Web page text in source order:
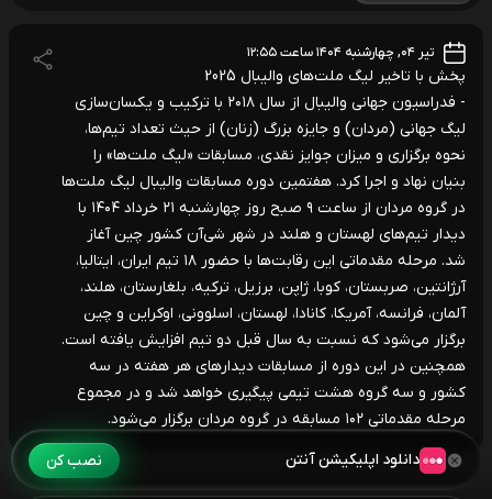
تیر ۰۴, چهارشنبه ۱۴۰۴ ساعت ۱۲:۵۵
پخش با تاخیر لیگ ملت‌های والیبال 2025
- فدراسیون جهانی والیبال از سال ۲۰۱۸ با ترکیب و یکسان‌سازی
لیگ جهانی (مردان) و جایزه بزرگ (زنان) از حیث تعداد تیم‌ها،
نحوه برگزاری و میزان جوایز نقدی، مسابقات «لیگ ملت‌ها» را
بنیان نهاد و اجرا کرد. هفتمین دوره مسابقات والیبال لیگ ملت‌ها
در گروه مردان از ساعت ۹ صبح روز چهارشنبه ۲۱ خرداد ۱۴۰۴ با
دیدار تیم‌های لهستان و هلند در شهر شی‌آن کشور چین آغاز
شد. مرحله مقدماتی این رقابت‌ها با حضور ۱۸ تیم ایران، ایتالیا،
آرژانتین، صربستان، کوبا، ژاپن، برزیل، ترکیه، بلغارستان، هلند،
آلمان، فرانسه، آمریکا، کانادا، لهستان، اسلوونی، اوکراین و چین
برگزار می‌شود که نسبت به سال قبل دو تیم افزایش یافته است.
همچنین در این دوره از مسابقات دیدارهای هر هفته در سه
کشور و سه گروه هشت تیمی پیگیری خواهد شد و در مجموع
مرحله مقدماتی ۱۰۲ مسابقه در گروه مردان برگزار می‌شود.
دانلود اپلیکیشن آنتن
نصب کن